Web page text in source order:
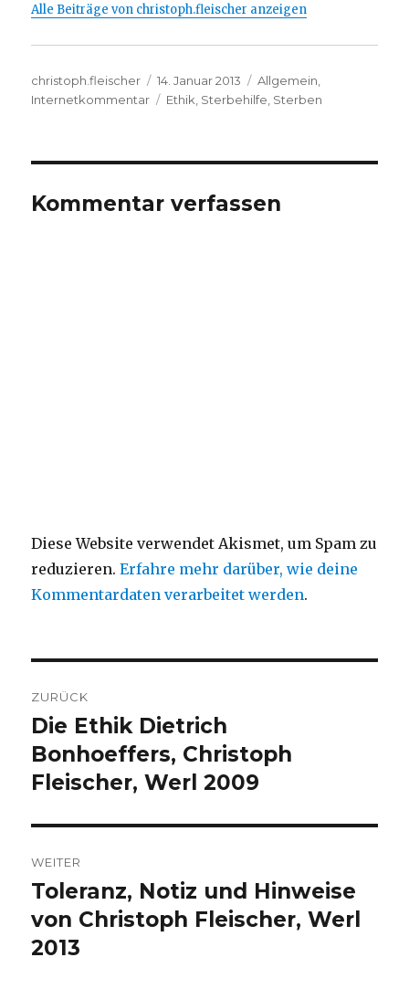
Alle Beiträge von christoph.fleischer anzeigen
Autor
christoph.fleischer
Veröffentlicht
am
14. Januar 2013 Kategorien
Allgemein
Internetkommentar
Schlagwörter
Ethik Sterbehilfe Sterben
Kommentar verfassen
Diese Website verwendet Akismet, um Spam zu
reduzieren.Erfahre mehr darüber, wie deine
Kommentardaten verarbeitet werden.
ZURÜCK
Vorheriger
Beitrag:
Die Ethik Dietrich
Bonhoeffers, Christoph
Fleischer, Werl 2009
WEITER
Nächster
Beitrag:
Toleranz, Notiz und Hinweise
von Christoph Fleischer, Werl
2013